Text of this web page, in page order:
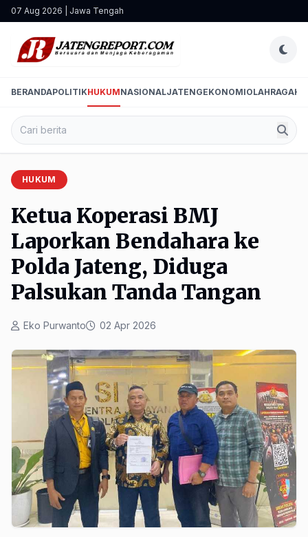
07 Aug 2026 | Jawa Tengah
BERANDAPOLITIKHUKUMNASIONALJATENGEKONOMIOLAHRAGA
HUKUM
Ketua Koperasi BMJ
Laporkan Bendahara ke
Polda Jateng, Diduga
Palsukan Tanda Tangan
Eko Purwanto 02 Apr 2026